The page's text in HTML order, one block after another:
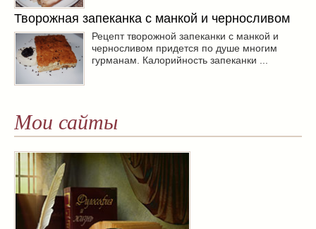
Творожная запеканка с манкой и черносливом
Рецепт творожной запеканки с манкой и
черносливом придется по душе многим
гурманам. Калорийность запеканки ...
Мои сайты